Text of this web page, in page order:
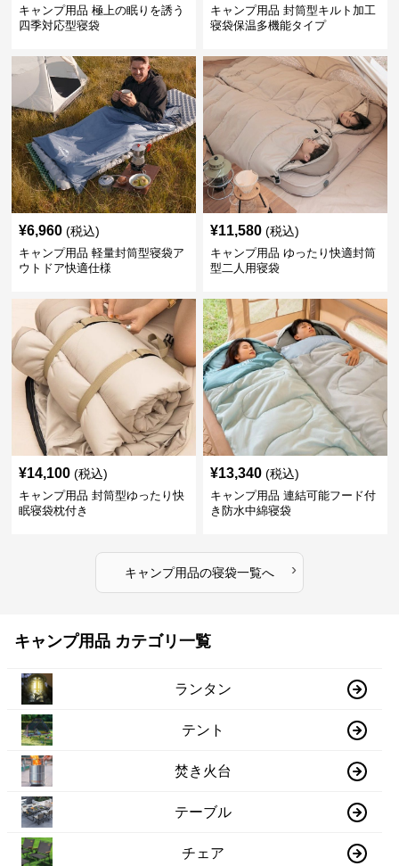
キャンプ用品 極上の眠りを誘う
四季対応型寝袋
キャンプ用品 封筒型キルト加工
寝袋保温多機能タイプ
¥6,960 (税込)
キャンプ用品 軽量封筒型寝袋ア
ウトドア快適仕様
¥11,580 (税込)
キャンプ用品 ゆったり快適封筒
型二人用寝袋
¥14,100 (税込)
キャンプ用品 封筒型ゆったり快
眠寝袋枕付き
¥13,340 (税込)
キャンプ用品 連結可能フード付
き防水中綿寝袋
キャンプ用品の寝袋一覧へ ›
キャンプ用品 カテゴリ一覧
ランタン
テント
焚き火台
テーブル
チェア